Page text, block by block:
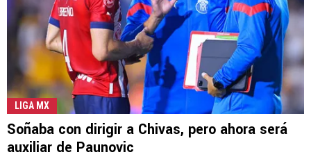
LIGA MX
Soñaba con dirigir a Chivas, pero ahora será
auxiliar de Paunovic